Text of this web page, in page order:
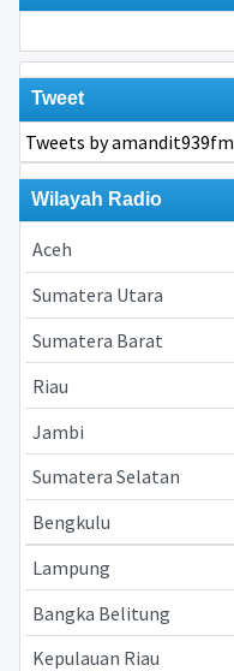
Tweet
Tweets by amandit939fm
Wilayah Radio
Aceh
Sumatera Utara
Sumatera Barat
Riau
Jambi
Sumatera Selatan
Bengkulu
Lampung
Bangka Belitung
Kepulauan Riau